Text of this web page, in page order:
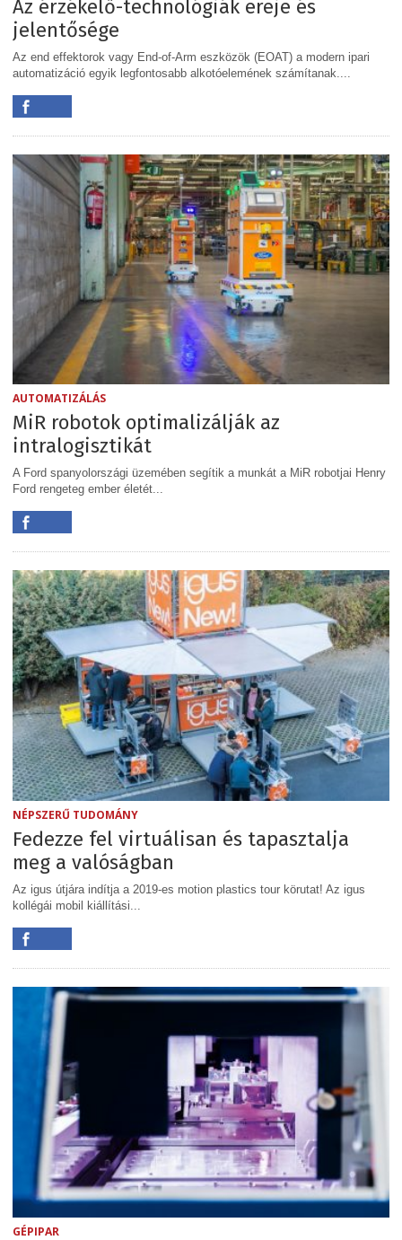
Az érzékelő-technológiák ereje és
jelentősége
Az end effektorok vagy End-of-Arm eszközök (EOAT) a modern ipari
automatizáció egyik legfontosabb alkotóelemének számítanak....
AUTOMATIZÁLÁS
MiR robotok optimalizálják az
intralogisztikát
A Ford spanyolországi üzemében segítik a munkát a MiR robotjai Henry
Ford rengeteg ember életét...
NÉPSZERŰ TUDOMÁNY
Fedezze fel virtuálisan és tapasztalja
meg a valóságban
Az igus útjára indítja a 2019-es motion plastics tour körutat! Az igus
kollégái mobil kiállítási...
GÉPIPAR